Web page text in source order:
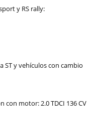
y RS rally:
ST y vehículos con cambio
con motor: 2.0 TDCI 136 CV